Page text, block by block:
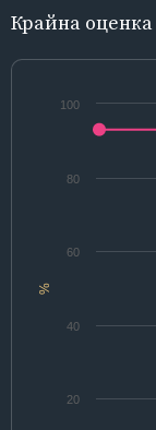
Крайна оценка
%
20
40
60
80
100